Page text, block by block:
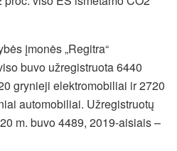
įmonės „Regitra“
buvo užregistruota 6440
grynieji elektromobiliai ir 2720
automobiliai. Užregistruotų
m. buvo 4489, 2019-aisiais –